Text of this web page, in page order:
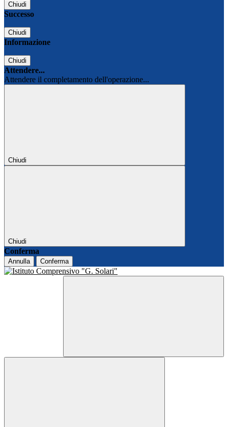
Chiudi
Successo
Chiudi
Informazione
Chiudi
Attendere...
Attendere il completamento dell'operazione...
Chiudi
Chiudi
Conferma
Annulla Conferma